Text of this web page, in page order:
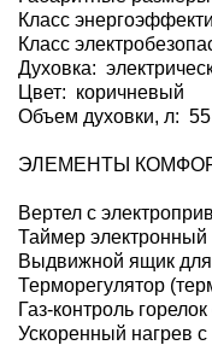
Класс
Класс
Духовка:
Цвет: коричневый
Объем духовки, л: 55
ЭЛЕМЕНТЫ
Вертел с
Таймер электронный
Выдвижной ящик
Терморегулятор
Газ-контроль горелок
Ускоренный нагрев с